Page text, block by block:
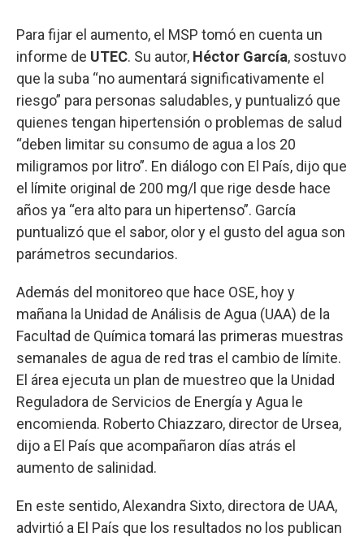
Para fijar el aumento, el MSP tomó en cuenta un
informe de UTEC. Su autor, Héctor García, sostuvo
que la suba “no aumentará significativamente el
riesgo” para personas saludables, y puntualizó que
quienes tengan hipertensión o problemas de salud
“deben limitar su consumo de agua a los 20
miligramos por litro”. En diálogo con El País, dijo que
el límite original de 200 mg/l que rige desde hace
años ya “era alto para un hipertenso”. García
puntualizó que el sabor, olor y el gusto del agua son
parámetros secundarios.
Además del monitoreo que hace OSE, hoy y
mañana la Unidad de Análisis de Agua (UAA) de la
Facultad de Química tomará las primeras muestras
semanales de agua de red tras el cambio de límite.
El área ejecuta un plan de muestreo que la Unidad
Reguladora de Servicios de Energía y Agua le
encomienda. Roberto Chiazzaro, director de Ursea,
dijo a El País que acompañaron días atrás el
aumento de salinidad.
En este sentido, Alexandra Sixto, directora de UAA,
advirtió a El País que los resultados no los publican